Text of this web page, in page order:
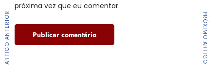
próxima vez que eu comentar.
ARTIGO ANTERIOR PRÓXIMO ARTIGO